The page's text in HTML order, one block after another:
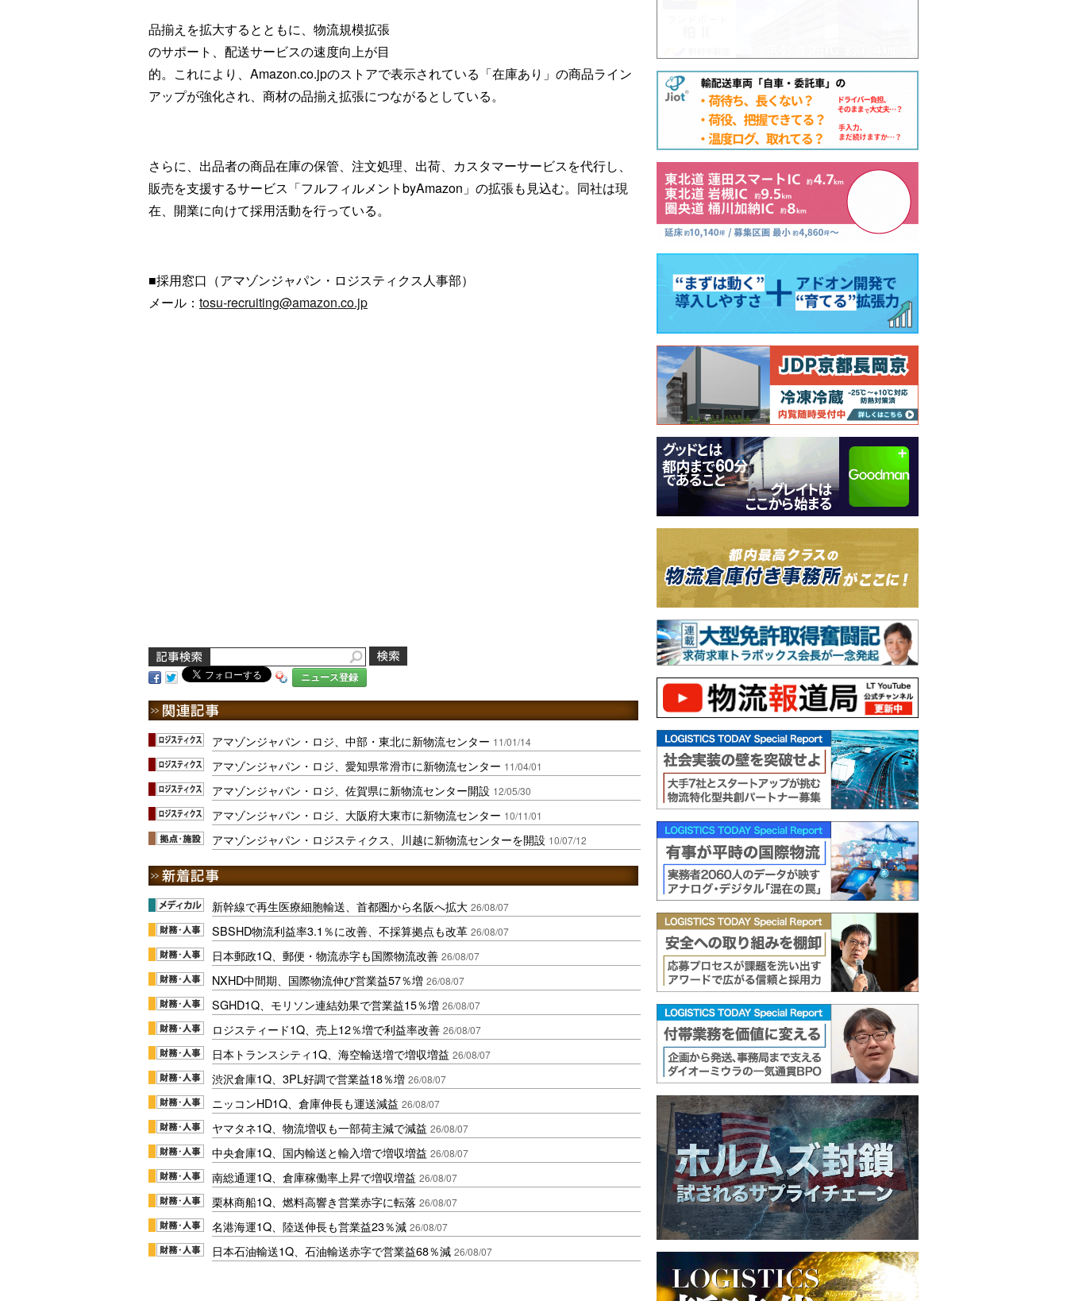
品揃えを拡大するとともに、物流規模拡張
のサポート、配送サービスの速度向上が目
的。これにより、Amazon.co.jpのストアで表示されている「在庫あり」の商品ライン
アップが強化され、商材の品揃え拡張につながるとしている。
さらに、出品者の商品在庫の保管、注文処理、出荷、カスタマーサービスを代行し、
販売を支援するサービス「フルフィルメントbyAmazon」の拡張も見込む。同社は現
在、開業に向けて採用活動を行っている。
■採用窓口（アマゾンジャパン・ロジスティクス人事部）
メール： tosu-recruiting@amazon.co.jp
ニュース登録
アマゾンジャパン・ロジ、中部・東北に新物流センター 11/01/14
アマゾンジャパン・ロジ、愛知県常滑市に新物流センター 11/04/01
アマゾンジャパン・ロジ、佐賀県に新物流センター開設 12/05/30
アマゾンジャパン・ロジ、大阪府大東市に新物流センター 10/11/01
アマゾンジャパン・ロジスティクス、川越に新物流センターを開設 10/07/12
新幹線で再生医療細胞輸送、首都圏から名阪へ拡大 26/08/07
SBSHD物流利益率3.1％に改善、不採算拠点も改革 26/08/07
日本郵政1Q、郵便・物流赤字も国際物流改善 26/08/07
NXHD中間期、国際物流伸び営業益57％増 26/08/07
SGHD1Q、モリソン連結効果で営業益15％増 26/08/07
ロジスティード1Q、売上12％増で利益率改善 26/08/07
日本トランスシティ1Q、海空輸送増で増収増益 26/08/07
渋沢倉庫1Q、3PL好調で営業益18％増 26/08/07
ニッコンHD1Q、倉庫伸長も運送減益 26/08/07
ヤマタネ1Q、物流増収も一部荷主減で減益 26/08/07
中央倉庫1Q、国内輸送と輸入増で増収増益 26/08/07
南総通運1Q、倉庫稼働率上昇で増収増益 26/08/07
栗林商船1Q、燃料高響き営業赤字に転落 26/08/07
名港海運1Q、陸送伸長も営業益23％減 26/08/07
日本石油輸送1Q、石油輸送赤字で営業益68％減 26/08/07